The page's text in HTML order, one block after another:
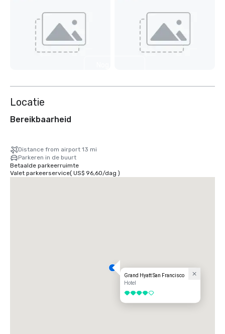
Locatie
Bereikbaarheid
Distance from airport 13 mi
Parkeren in de buurt
Betaalde parkeerruimte
Valet parkeerservice( US$ 96,60/dag )
Grand Hyatt San Francisco
Hotel
4 van 5